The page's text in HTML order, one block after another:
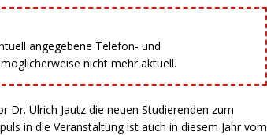
angegebene Telefon- und
nicht mehr aktuell.
Ulrich Jautz die neuen Studierenden zum
in die Veranstaltung ist auch in diesem Jahr vom